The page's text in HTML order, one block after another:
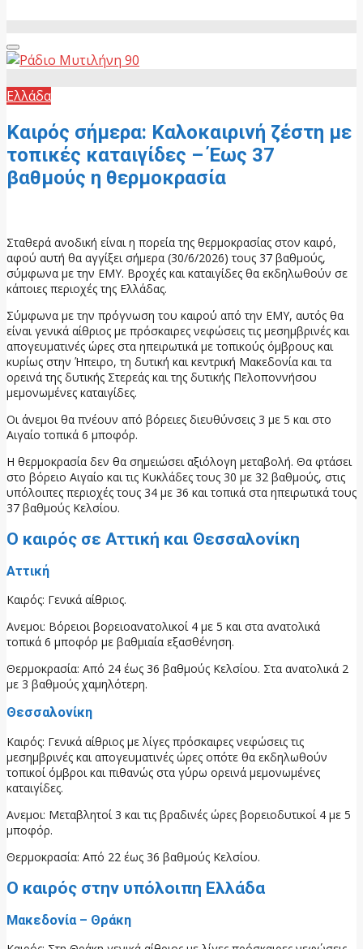
Primary
Menu
Ελλάδα
Καιρός σήμερα: Καλοκαιρινή ζέστη με
τοπικές καταιγίδες – Έως 37
βαθμούς η θερμοκρασία
Σταθερά ανοδική είναι η πορεία της θερμοκρασίας στον καιρό,
αφού αυτή θα αγγίξει σήμερα (30/6/2026) τους 37 βαθμούς,
σύμφωνα με την ΕΜΥ. Βροχές και καταιγίδες θα εκδηλωθούν σε
κάποιες περιοχές της Ελλάδας.
Σύμφωνα με την πρόγνωση του καιρού από την ΕΜΥ, αυτός θα
είναι γενικά αίθριος με πρόσκαιρες νεφώσεις τις μεσημβρινές και
απογευματινές ώρες στα ηπειρωτικά με τοπικούς όμβρους και
κυρίως στην Ήπειρο, τη δυτική και κεντρική Μακεδονία και τα
ορεινά της δυτικής Στερεάς και της δυτικής Πελοποννήσου
μεμονωμένες καταιγίδες.
Οι άνεμοι θα πνέουν από βόρειες διευθύνσεις 3 με 5 και στο
Αιγαίο τοπικά 6 μποφόρ.
Η θερμοκρασία δεν θα σημειώσει αξιόλογη μεταβολή. Θα φτάσει
στο βόρειο Αιγαίο και τις Κυκλάδες τους 30 με 32 βαθμούς, στις
υπόλοιπες περιοχές τους 34 με 36 και τοπικά στα ηπειρωτικά τους
37 βαθμούς Κελσίου.
Ο καιρός σε Αττική και Θεσσαλονίκη
Αττική
Καιρός: Γενικά αίθριος.
Ανεμοι: Βόρειοι βορειοανατολικοί 4 με 5 και στα ανατολικά
τοπικά 6 μποφόρ με βαθμιαία εξασθένηση.
Θερμοκρασία: Από 24 έως 36 βαθμούς Κελσίου. Στα ανατολικά 2
με 3 βαθμούς χαμηλότερη.
Θεσσαλονίκη
Καιρός: Γενικά αίθριος με λίγες πρόσκαιρες νεφώσεις τις
μεσημβρινές και απογευματινές ώρες οπότε θα εκδηλωθούν
τοπικοί όμβροι και πιθανώς στα γύρω ορεινά μεμονωμένες
καταιγίδες.
Ανεμοι: Μεταβλητοί 3 και τις βραδινές ώρες βορειοδυτικοί 4 με 5
μποφόρ.
Θερμοκρασία: Από 22 έως 36 βαθμούς Κελσίου.
Ο καιρός στην υπόλοιπη Ελλάδα
Μακεδονία – Θράκη